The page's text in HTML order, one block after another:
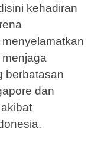
kehadiran
berbatasan
dan